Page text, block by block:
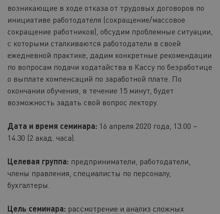
возникающие в ходе отказа от трудовых договоров по
инициативе работодателя (сокращение/массовое
сокращение работников), обсудим проблемные ситуации,
с которыми сталкиваются работодатели в своей
ежедневной практике, дадим конкретные рекомендации
по вопросам подачи ходатайства в Кассу по безработице
о выплате компенсаций по заработной плате. По
окончании обучения, в течение 15 минут, будет
возможность задать свой вопрос лектору.
Дата и время семинара: 16 апреля 2020 года, 13.00 –
14.30 (2 акад. часа).
Целевая группа: предприниматели, работодатели,
члены правления, специалисты по персоналу,
бухгалтеры.
Цель семинара: рассмотрение и анализ сложных